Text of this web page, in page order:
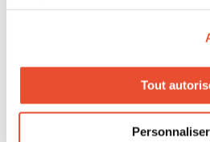
Tout
Personnaliser
quand la marque ne vend pas